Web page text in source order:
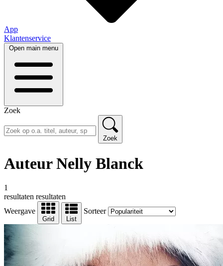
App
Klantenservice
Open main menu
Zoek
Zoek
Auteur Nelly Blanck
1
resultaten resultaten
Weergave
Grid List
Sorteer